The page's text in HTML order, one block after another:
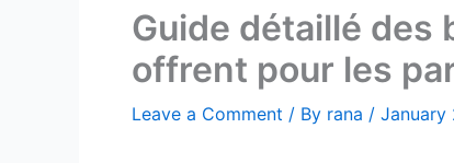
Guide détaillé des
offrent pour les
Leave a Comment / By rana / January